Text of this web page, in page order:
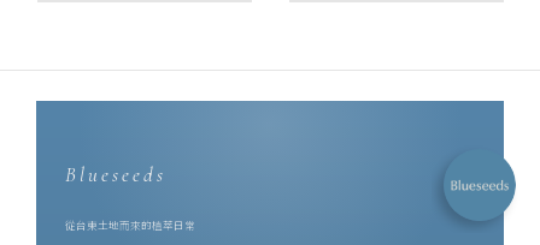
Blueseeds
從台東土地而來的植萃日常